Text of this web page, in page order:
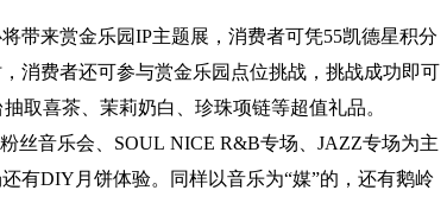
带来赏金乐园IP主题展，消费者可凭55凯德星积分
消费者还可参与赏金乐园点位挑战，挑战成功即可
取喜茶、茉莉奶白、珍珠项链等超值礼品。
丝音乐会、SOUL NICE R&B专场、JAZZ专场为主
有DIY月饼体验。同样以音乐为“媒”的，还有鹅岭